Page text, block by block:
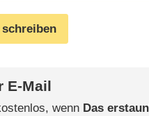
E-Mail
wenn Das